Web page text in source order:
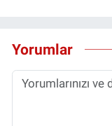
Yorumlar